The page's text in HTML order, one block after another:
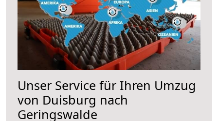
Unser Service für Ihren Umzug
von Duisburg nach
Geringswalde